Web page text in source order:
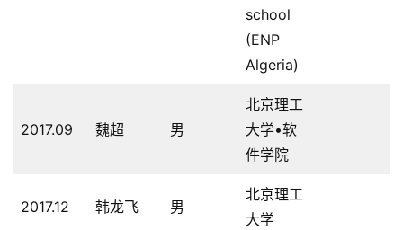
school
(ENP
Algeria)
2017.09 魏超 男
北京理工
大学•软
件学院
2017.12 韩龙飞 男
北京理工
大学